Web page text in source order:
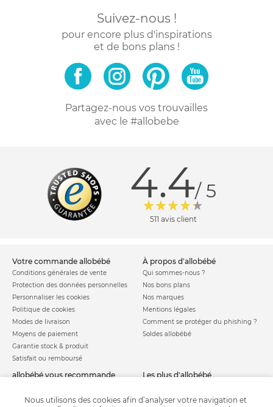
Suivez-nous !
pour encore plus d'inspirations
et de bons plans !
Partagez-nous vos trouvailles
avec le #allobebe
4.4/ 5
511 avis client
votre commande allobébé
Conditions générales de vente
Protection des données personnelles
Personnaliser les cookies
Politique de cookies
Modes de livraison
Moyens de paiement
Garantie stock & produit
Satisfait ou remboursé
à propos d'allobébé
Qui sommes-nous ?
Nos bons plans
Nos marques
Mentions légales
Comment se protéger du phishing ?
Soldes allobébé
allobébé vous recommande
Nos labels
les plus d'allobébé
Infos conseils
Nous utilisons des cookies afin d’analyser votre navigation et